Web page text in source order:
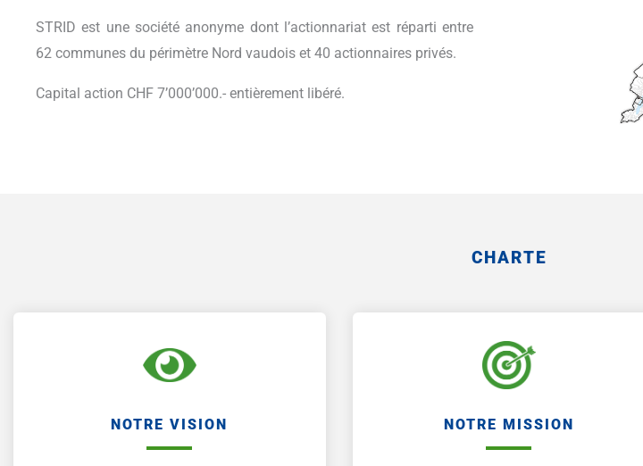
STRID est une société anonyme dont l’actionnariat est réparti entre
62 communes du périmètre Nord vaudois et 40 actionnaires privés.
Capital action CHF 7’000’000.- entièrement libéré.
CHARTE
NOTRE VISION NOTRE MISSION